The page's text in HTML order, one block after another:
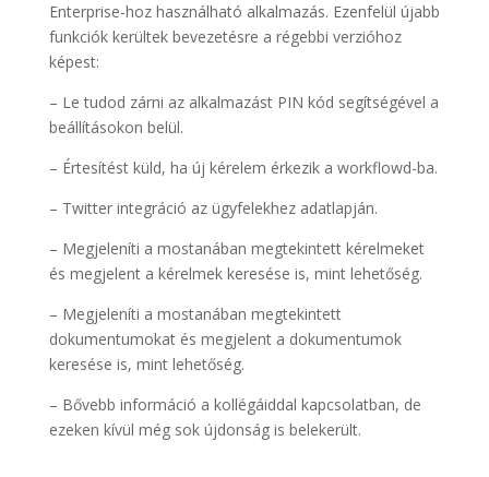
Enterprise-hoz használható alkalmazás. Ezenfelül újabb
funkciók kerültek bevezetésre a régebbi verzióhoz
képest:
– Le tudod zárni az alkalmazást PIN kód segítségével a
beállításokon belül.
– Értesítést küld, ha új kérelem érkezik a workflowd-ba.
– Twitter integráció az ügyfelekhez adatlapján.
– Megjeleníti a mostanában megtekintett kérelmeket
és megjelent a kérelmek keresése is, mint lehetőség.
– Megjeleníti a mostanában megtekintett
dokumentumokat és megjelent a dokumentumok
keresése is, mint lehetőség.
– Bővebb információ a kollégáiddal kapcsolatban, de
ezeken kívül még sok újdonság is belekerült.